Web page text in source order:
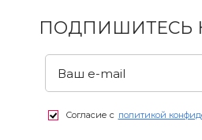
ПОДПИШИТЕСЬ
Согласие с политикой